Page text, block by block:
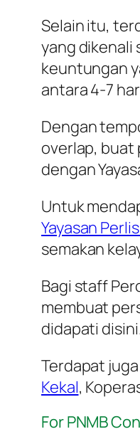
Selain itu,
yang dikenali
keuntungan
antara 4-7
Dengan
overlap, buat
dengan
Untuk
Yayasan
semakan
Bagi staff
membuat
didapati
Terdapat
Kekal,
For PNMB